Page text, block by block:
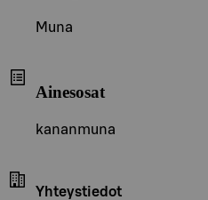
Muna
Ainesosat
kananmuna
Yhteystiedot